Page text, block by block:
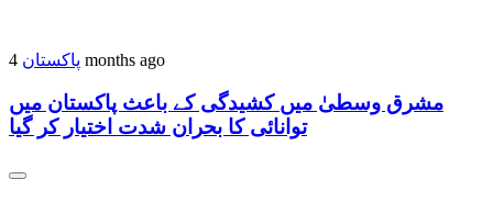
پاکستان 4 months ago
مشرق وسطیٰ میں کشیدگی کے باعث پاکستان میں
توانائی کا بحران شدت اختیار کر گیا